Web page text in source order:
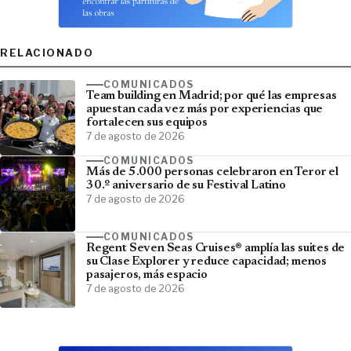
RELACIONADO
COMUNICADOS
Team building en Madrid; por qué las empresas
apuestan cada vez más por experiencias que
fortalecen sus equipos
7 de agosto de 2026
COMUNICADOS
Más de 5.000 personas celebraron en Teror el
30.º aniversario de su Festival Latino
7 de agosto de 2026
COMUNICADOS
Regent Seven Seas Cruises® amplía las suites de
su Clase Explorer y reduce capacidad; menos
pasajeros, más espacio
7 de agosto de 2026